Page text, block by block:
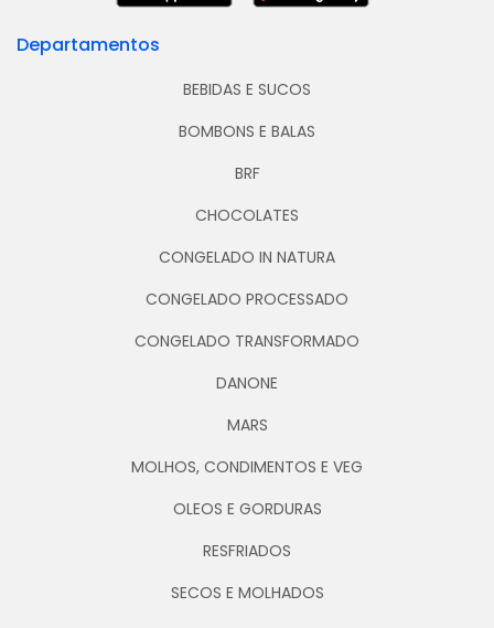
Departamentos
BEBIDAS E SUCOS
BOMBONS E BALAS
BRF
CHOCOLATES
CONGELADO IN NATURA
CONGELADO PROCESSADO
CONGELADO TRANSFORMADO
DANONE
MARS
MOLHOS, CONDIMENTOS E VEG
OLEOS E GORDURAS
RESFRIADOS
SECOS E MOLHADOS